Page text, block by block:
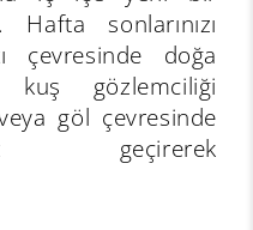
Hafta sonlarınızı
çevresinde doğa
kuş gözlemciliği
göl çevresinde
geçirerek